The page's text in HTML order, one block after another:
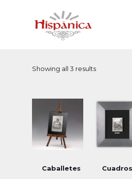
Showing all 3 results
Caballetes